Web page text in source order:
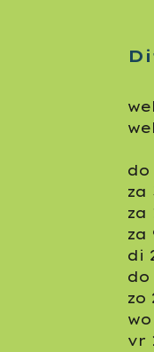
do
za
za
za
di
do
zo
vr